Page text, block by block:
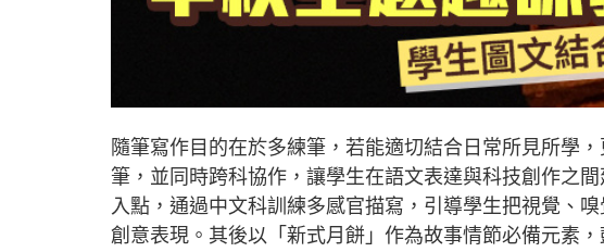
隨筆寫作目的在於多練筆，若能適切結合日常所見所學
筆，並同時跨科協作，讓學生在語文表達與科技創作之
入點，通過中文科訓練多感官描寫，引導學生把視覺、
創意表現。其後以「新式月餅」作為故事情節必備元素